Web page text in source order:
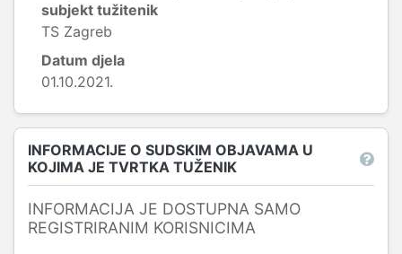
subjekt tužitenik
TS Zagreb
Datum djela
01.10.2021.
INFORMACIJE O SUDSKIM OBJAVAMA U
KOJIMA JE TVRTKA TUŽENIK
INFORMACIJA JE DOSTUPNA SAMO
REGISTRIRANIM KORISNICIMA